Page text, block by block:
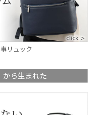
リュック
ら生まれた